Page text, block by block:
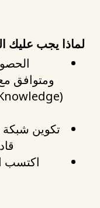
لماذا يجب عليك
ومتوافق
تكوين شبكة
اكتسب